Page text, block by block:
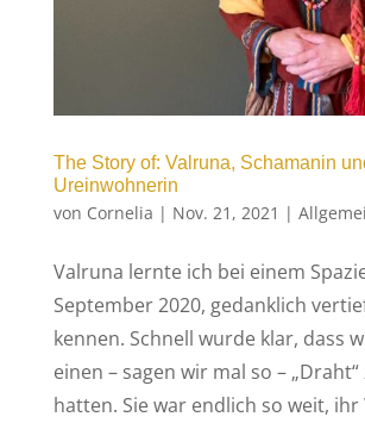
The Story of: Valruna, Schamanin
Ureinwohnerin
von Cornelia | Nov. 21, 2021 |
Valruna lernte ich bei einem
September 2020, gedanklich
kennen. Schnell wurde klar, dass
einen – sagen wir mal so –
hatten. Sie war endlich so weit, ihr